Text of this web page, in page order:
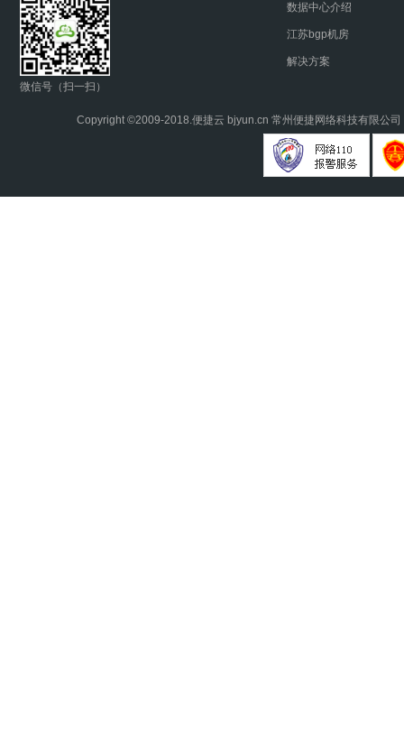
微信号（扫一扫）
数据中心介绍
江苏bgp机房
解决方案
Copyright ©2009-2018.便捷云 bjyun.cn 常州便捷网络科技有限公